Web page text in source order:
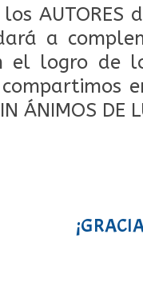
AUTORES
a
el logro de
ÁNIMOS DE